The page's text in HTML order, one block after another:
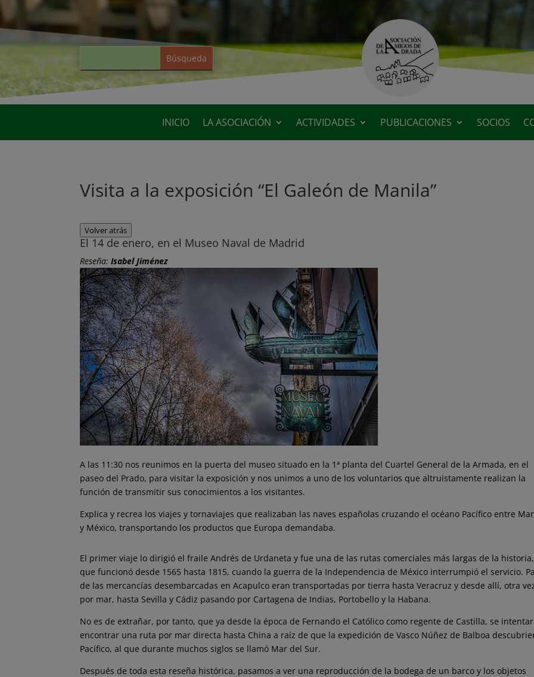
INICIO LA ASOCIACIÓN ACTIVIDADES PUBLICACIONES SOCIOS
Visita a la exposición “El Galeón de Manila”
Volver atrás
El 14 de enero, en el Museo Naval de Madrid
Reseña:Isabel Jiménez
A las 11:30 nos reunimos en la puerta del museo situado en la 1ª planta del Cuartel General de la Armada, en el
paseo del Prado, para visitar la exposición y nos unimos a uno de los voluntarios que altruistamente realizan la
función de transmitir sus conocimientos a los visitantes.
Explica y recrea los viajes y tornaviajes que realizaban las naves españolas cruzando el océano Pacífico entre
y México, transportando los productos que Europa demandaba.
El primer viaje lo dirigió el fraile Andrés de Urdaneta y fue una de las rutas comerciales más largas de la historia,
que funcionó desde 1565 hasta 1815, cuando la guerra de la Independencia de México interrumpió el servicio.
de las mercancías desembarcadas en Acapulco eran transportadas por tierra hasta Veracruz y desde allí, otra
por mar, hasta Sevilla y Cádiz pasando por Cartagena de Indias, Portobello y la Habana.
No es de extrañar, por tanto, que ya desde la época de Fernando el Católico como regente de Castilla, se
encontrar una ruta por mar directa hasta China a raíz de que la expedición de Vasco Núñez de Balboa
Pacífico, al que durante muchos siglos se llamó Mar del Sur.
Después de toda esta reseña histórica, pasamos a ver una reproducción de la bodega de un barco y los objetos